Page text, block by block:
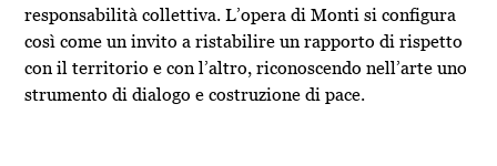
responsabilità collettiva. L’opera di Monti si configura
così come un invito a ristabilire un rapporto di rispetto
con il territorio e con l’altro, riconoscendo nell’arte uno
strumento di dialogo e costruzione di pace.